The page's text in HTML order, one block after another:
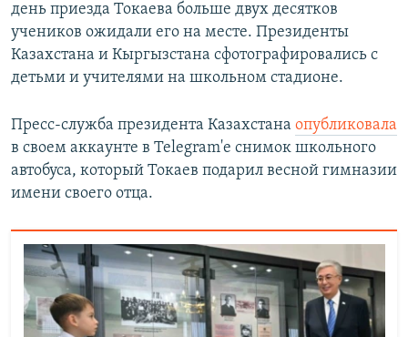
день приезда Токаева больше двух десятков
учеников ожидали его на месте. Президенты
Казахстана и Кыргызстана сфотографировались с
детьми и учителями на школьном стадионе.
Пресс-служба президента Казахстана опубликовала
в своем аккаунте в Telegram'е снимок школьного
автобуса, который Токаев подарил весной гимназии
имени своего отца.